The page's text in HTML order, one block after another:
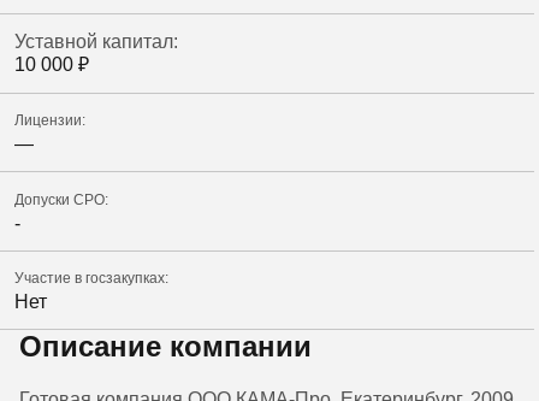
Уставной капитал:
10 000 ₽
Лицензии:
—
Допуски СРО:
-
Участие в госзакупках:
Нет
Описание компании